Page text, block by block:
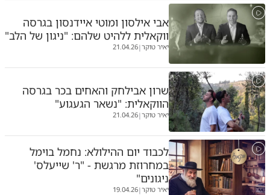
אבי אילסון ומוטי איידנסון בגרסה
ווקאלית ללהיט שלהם: "ניגון של הלב"
יאיר טוקר|
21.04.26
שרון אבילחק והאחים בכר בגרסה
הווקאלית: "נשאר הגעגוע"
יאיר טוקר|
21.04.26
לכבוד יום ההילולא: נחמל בוימל
במחרוזת מרגשת - "ר' שייעלס'
ניגונים"
יאיר טוקר|
19.04.26